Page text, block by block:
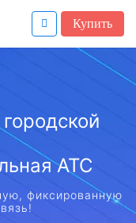
Купить
АТС
фиксированную